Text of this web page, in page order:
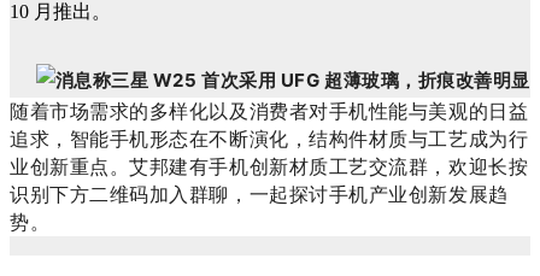
10 月推出。
随着市场需求的多样化以及消费者对手机性能与美观的日益
追求，智能手机形态在不断演化，结构件材质与工艺成为行
业创新重点。艾邦建有手机创新材质工艺交流群，欢迎长按
识别下方二维码加入群聊，一起探讨手机产业创新发展趋
势。